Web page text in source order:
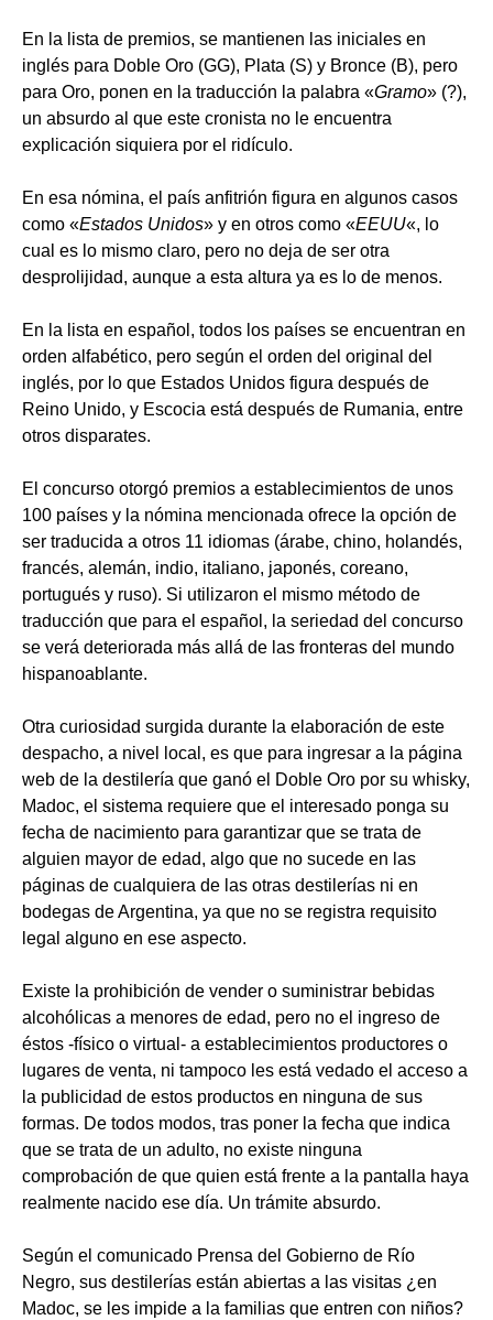
En la lista de premios, se mantienen las iniciales en
inglés para Doble Oro (GG), Plata (S) y Bronce (B), pero
para Oro, ponen en la traducción la palabra «Gramo» (?),
un absurdo al que este cronista no le encuentra
explicación siquiera por el ridículo.
En esa nómina, el país anfitrión figura en algunos casos
como «Estados Unidos» y en otros como «EEUU«, lo
cual es lo mismo claro, pero no deja de ser otra
desprolijidad, aunque a esta altura ya es lo de menos.
En la lista en español, todos los países se encuentran en
orden alfabético, pero según el orden del original del
inglés, por lo que Estados Unidos figura después de
Reino Unido, y Escocia está después de Rumania, entre
otros disparates.
El concurso otorgó premios a establecimientos de unos
100 países y la nómina mencionada ofrece la opción de
ser traducida a otros 11 idiomas (árabe, chino, holandés,
francés, alemán, indio, italiano, japonés, coreano,
portugués y ruso). Si utilizaron el mismo método de
traducción que para el español, la seriedad del concurso
se verá deteriorada más allá de las fronteras del mundo
hispanoablante.
Otra curiosidad surgida durante la elaboración de este
despacho, a nivel local, es que para ingresar a la página
web de la destilería que ganó el Doble Oro por su whisky,
Madoc, el sistema requiere que el interesado ponga su
fecha de nacimiento para garantizar que se trata de
alguien mayor de edad, algo que no sucede en las
páginas de cualquiera de las otras destilerías ni en
bodegas de Argentina, ya que no se registra requisito
legal alguno en ese aspecto.
Existe la prohibición de vender o suministrar bebidas
alcohólicas a menores de edad, pero no el ingreso de
éstos -físico o virtual- a establecimientos productores o
lugares de venta, ni tampoco les está vedado el acceso a
la publicidad de estos productos en ninguna de sus
formas. De todos modos, tras poner la fecha que indica
que se trata de un adulto, no existe ninguna
comprobación de que quien está frente a la pantalla haya
realmente nacido ese día. Un trámite absurdo.
Según el comunicado Prensa del Gobierno de Río
Negro, sus destilerías están abiertas a las visitas ¿en
Madoc, se les impide a la familias que entren con niños?